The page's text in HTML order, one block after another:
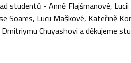
studentů - Anně Flajšmanové,
Soares, Lucii Maškové, Kateřině
Chuyashovi a děkujeme